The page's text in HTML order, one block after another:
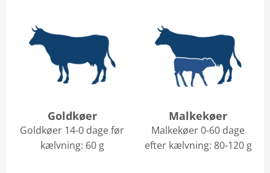
Goldkøer
Goldkøer 14-0 dage før
kælvning: 60 g
Malkekøer
Malkekøer 0-60 dage
efter kælvning: 80-120 g